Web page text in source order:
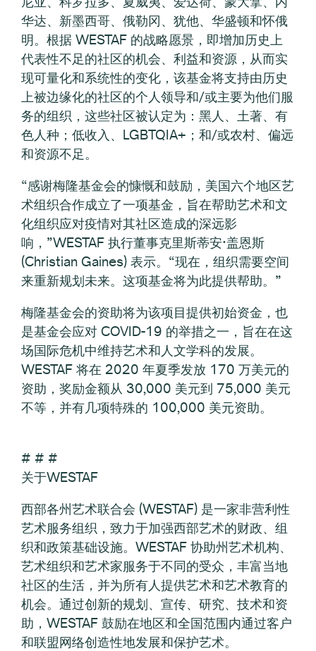
华达、新墨西哥、俄勒冈、犹他、华盛顿和怀俄
明。根据 WESTAF 的战略愿景，即增加历史上
代表性不足的社区的机会、利益和资源，从而实
现可量化和系统性的变化，该基金将支持由历史
上被边缘化的社区的个人领导和/或主要为他们服
务的组织，这些社区被认定为：黑人、土著、有
色人种；低收入、LGBTQIA+；和/或农村、偏远
和资源不足。
“感谢梅隆基金会的慷慨和鼓励，美国六个地区艺
术组织合作成立了一项基金，旨在帮助艺术和文
化组织应对疫情对其社区造成的深远影
响，”WESTAF 执行董事克里斯蒂安·盖恩斯
(Christian Gaines) 表示。“现在，组织需要空间
来重新规划未来。这项基金将为此提供帮助。”
梅隆基金会的资助将为该项目提供初始资金，也
是基金会应对 COVID-19 的举措之一，旨在在这
场国际危机中维持艺术和人文学科的发展。
WESTAF 将在 2020 年夏季发放 170 万美元的
资助，奖励金额从 30,000 美元到 75,000 美元
不等，并有几项特殊的 100,000 美元资助。
# # #
关于WESTAF
西部各州艺术联合会 (WESTAF) 是一家非营利性
艺术服务组织，致力于加强西部艺术的财政、组
织和政策基础设施。WESTAF 协助州艺术机构、
艺术组织和艺术家服务于不同的受众，丰富当地
社区的生活，并为所有人提供艺术和艺术教育的
机会。通过创新的规划、宣传、研究、技术和资
助，WESTAF 鼓励在地区和全国范围内通过客户
和联盟网络创造性地发展和保护艺术。